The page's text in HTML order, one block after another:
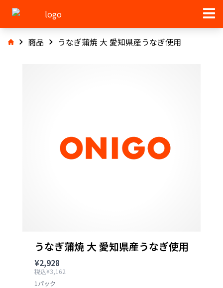
商品 うなぎ蒲焼 大 愛知県産うなぎ使用
うなぎ蒲焼 大 愛知県産うなぎ使用
¥2,928
税込¥3,162
1パック